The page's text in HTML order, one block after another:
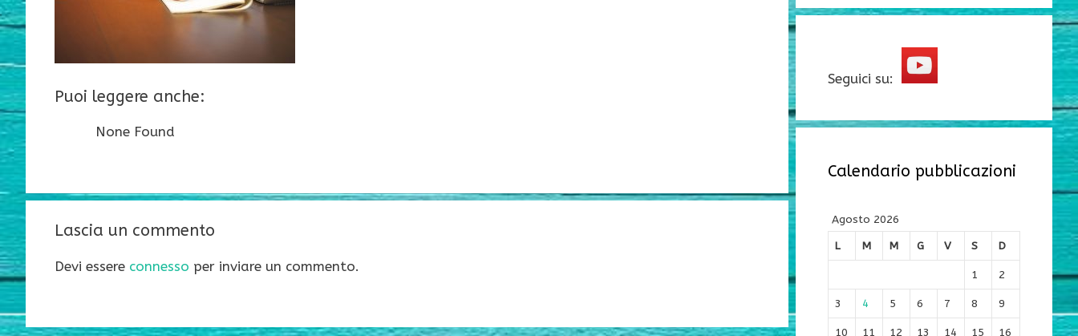
Puoi leggere anche:
None Found
Lascia un commento
Devi essere connesso per inviare un commento.
Seguici su:
Calendario pubblicazioni
Agosto 2026
L
M M G V S D
1 2
3 4 5 6 7 8 9
10 11 12 13 14 15 16